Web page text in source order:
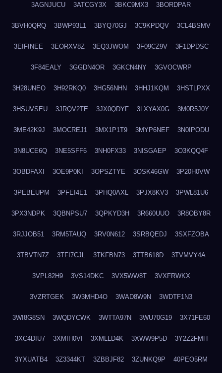
3AGNJUCU 3ATCGY3X 3BKC9MX3 3BORDPAR
3BVH0QRQ 3BWP93L1 3BYQ70GJ 3C9KPDQV 3CL4BSMV
3EIFINEE 3EORXV8Z 3EQ3JWOM 3F09CZ9V 3F1DPDSC
3F84EALY 3GGDN4OR 3GKCN4NY 3GVOCWRP
3H28UNEO 3H92RKQ0 3HG56NHN 3HHJ1KQM 3HSTLPXX
3HSUVSEU 3JRQV2TE 3JX0QDYF 3LXYAX0G 3M0R5J0Y
3ME42K9J 3MOCREJ1 3MX1P1T9 3MYP6NEF 3N0IPODU
3N8UCE6Q 3NE5SFF6 3NH0FX33 3NISGAEP 3O3KQQ4F
3OBDFAXI 3OE9P0KI 3OPSZTYE 3OSK46GW 3P20H0VW
3PEBEUPM 3PFEI4E1 3PHQ0AXL 3PJX8KV3 3PWL81U6
3PX3NDPK 3QBNPSU7 3QPKYD3H 3R660UUO 3R8OBY8R
3RJJOB51 3RM5TAUQ 3RV0N612 3SRBQEDJ 3SXFZOBA
3TBVTN7Z 3TFI7CJL 3TKFBN73 3TTB618D 3TVMVY4A
3VPL82H9 3VS14DKC 3VX5WW8T 3VXFRWKX
3VZRTGEK 3W3MHD4O 3WAD8W9N 3WDTF1N3
3WI8G8SN 3WQDYCWK 3WTTA97N 3WU70G19 3X71FE60
3XC4DIU7 3XMIH0VI 3XMLLD4K 3XWW9P5D 3Y2Z2FMH
3YXUATB4 3Z3344KT 3ZBBJF82 3ZUNKQ9P 40PEO5RM